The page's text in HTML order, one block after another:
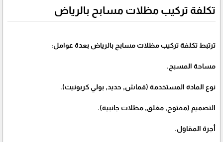
تكلفة تركيب مظلات مسابح بالرياض
ترتبط تكلفة تركيب مظلات مسابح بالرياض بعدة عوامل:
مساحة المسبح.
نوع المادة المستخدمة (قماش, حديد, بولي كربونيت).
التصميم (مفتوح, مغلق, مظلات جانبية).
أجرة المقاول.